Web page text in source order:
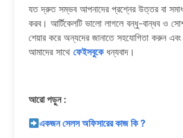
যত দ্রুত সম্ভব আপনাদের প্রশ্নের উত্তর বা
করব। আর্টিকেলটি ভালো লাগলে বন্ধু-বান্ধব ও
শেয়ার করে অন্যদের জানাতে সহযোগিতা করুন
আমাদের সাথে ফেইসবুকেধন্যবাদ।
আরো পড়ুন :
একজন সেলস অফিসারের কাজ কি ?